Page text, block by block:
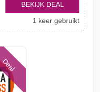
BEKIJK DEAL
1 keer gebruikt
Deal